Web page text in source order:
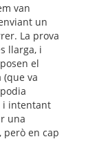
van
un
La prova
llarga, i
el
va
i intentant
una
però en cap